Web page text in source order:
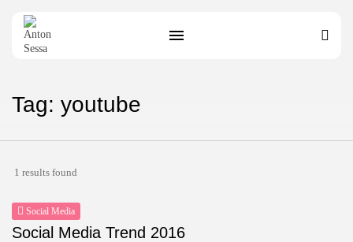
Tag: youtube
1 results found
Social Media
Social Media Trend 2016